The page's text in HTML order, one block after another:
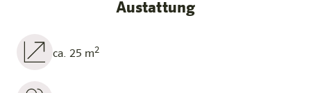
Austattung
ca. 25 m2